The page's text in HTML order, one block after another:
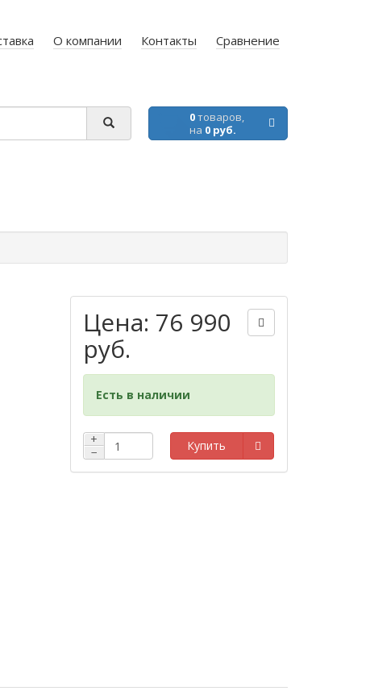
О компании Контакты Сравнение
0товаров,
на 0 руб.
Цена: 76 990
руб.
Есть в наличии
+
−
Купить